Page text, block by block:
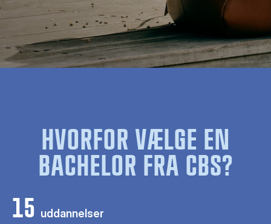
HVORFOR VÆLGE EN
BACHELOR FRA CBS?
15 uddannelser